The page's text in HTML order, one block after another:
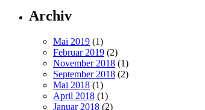
Archiv
Mai 2019 (1)
Februar 2019 (2)
November 2018 (1)
September 2018 (2)
Mai 2018 (1)
April 2018 (1)
Januar 2018 (2)